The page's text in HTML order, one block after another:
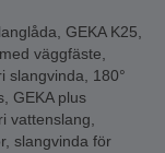
, GEKA K25,
väggfäste,
slangvinda, 180°
, GEKA plus
vattenslang,
, slangvinda för